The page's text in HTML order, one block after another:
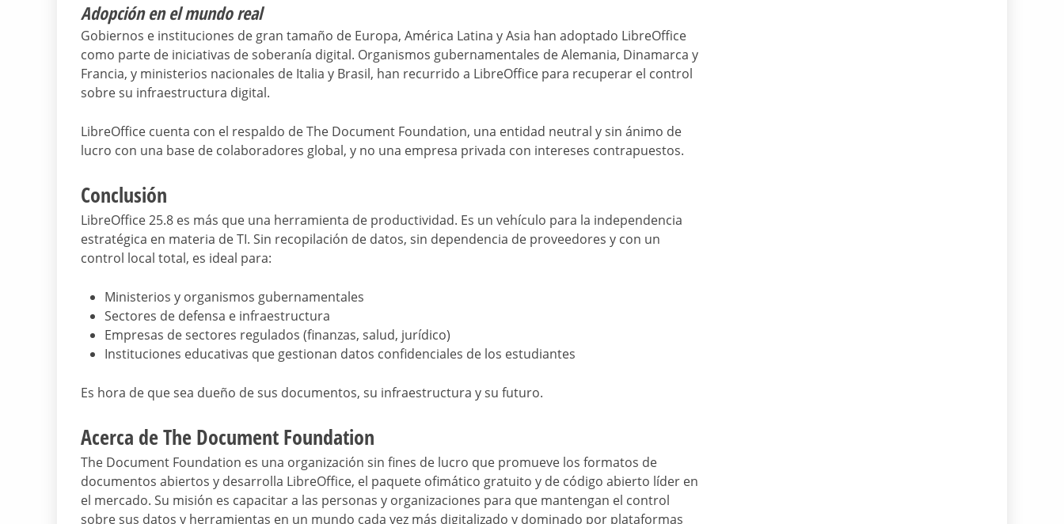
Adopción en el mundo real
Gobiernos e instituciones de gran tamaño de Europa, América Latina y Asia han adoptado LibreOffice
como parte de iniciativas de soberanía digital. Organismos gubernamentales de Alemania, Dinamarca y
Francia, y ministerios nacionales de Italia y Brasil, han recurrido a LibreOffice para recuperar el control
sobre su infraestructura digital.
LibreOffice cuenta con el respaldo de The Document Foundation, una entidad neutral y sin ánimo de
lucro con una base de colaboradores global, y no una empresa privada con intereses contrapuestos.
Conclusión
LibreOffice 25.8 es más que una herramienta de productividad. Es un vehículo para la independencia
estratégica en materia de TI. Sin recopilación de datos, sin dependencia de proveedores y con un
control local total, es ideal para:
Ministerios y organismos gubernamentales
Sectores de defensa e infraestructura
Empresas de sectores regulados (finanzas, salud, jurídico)
Instituciones educativas que gestionan datos confidenciales de los estudiantes
Es hora de que sea dueño de sus documentos, su infraestructura y su futuro.
Acerca de The Document Foundation
The Document Foundation es una organización sin fines de lucro que promueve los formatos de
documentos abiertos y desarrolla LibreOffice, el paquete ofimático gratuito y de código abierto líder en
el mercado. Su misión es capacitar a las personas y organizaciones para que mantengan el control
sobre sus datos y herramientas en un mundo cada vez más digitalizado y dominado por plataformas